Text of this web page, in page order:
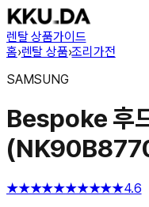
렌탈 상품가이드
홈›렌탈 상품›조리가전
SAMSUNG
Bespoke 후
★★★★★★★★★★4.6